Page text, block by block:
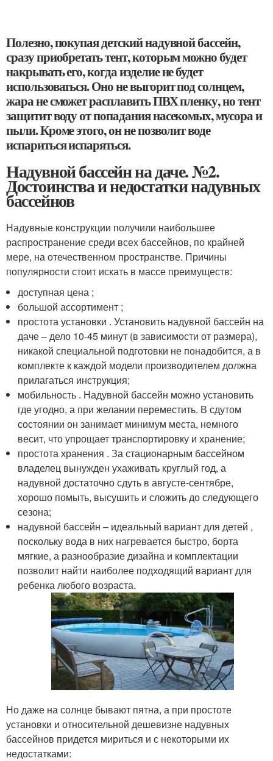
Полезно, покупая детский надувной бассейн,
сразу приобретать тент, которым можно будет
накрывать его, когда изделие не будет
использоваться. Оно не выгорит под солнцем,
жара не сможет расплавить ПВХ пленку, но тент
защитит воду от попадания насекомых, мусора и
пыли. Кроме этого, он не позволит воде
испариться испаряться.
Надувной бассейн на даче. №2.
Достоинства и недостатки надувных
бассейнов
Надувные конструкции получили наибольшее
распространение среди всех бассейнов, по крайней
мере, на отечественном пространстве. Причины
популярности стоит искать в массе преимуществ:
доступная цена ;
большой ассортимент ;
простота установки . Установить надувной бассейн на
даче – дело 10-45 минут (в зависимости от размера),
никакой специальной подготовки не понадобится, а в
комплекте к каждой модели производителем должна
прилагаться инструкция;
мобильность . Надувной бассейн можно установить
где угодно, а при желании переместить. В сдутом
состоянии он занимает минимум места, немного
весит, что упрощает транспортировку и хранение;
простота хранения . За стационарным бассейном
владелец вынужден ухаживать круглый год, а
надувной достаточно сдуть в августе-сентябре,
хорошо помыть, высушить и сложить до следующего
сезона;
надувной бассейн – идеальный вариант для детей ,
поскольку вода в них нагревается быстро, борта
мягкие, а разнообразие дизайна и комплектации
позволит найти наиболее подходящий вариант для
ребенка любого возраста.
Но даже на солнце бывают пятна, а при простоте
установки и относительной дешевизне надувных
бассейнов придется мириться и с некоторыми их
недостатками: